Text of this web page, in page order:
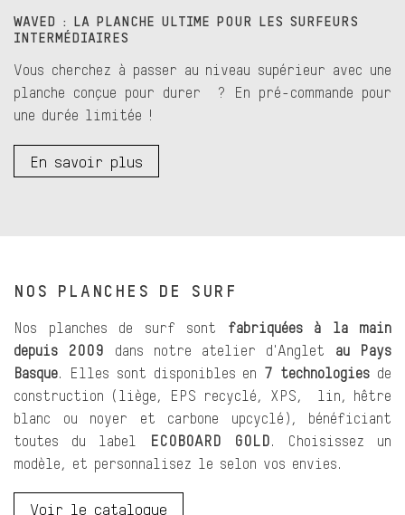
WAVED : LA PLANCHE ULTIME POUR LES SURFEURS
INTERMÉDIAIRES
Vous cherchez à passer au niveau supérieur avec une
planche conçue pour durer ? En pré-commande pour
une durée limitée !
En savoir plus
NOS PLANCHES DE SURF
Nos planches de surf sont fabriquées à la main
depuis 2009 dans notre atelier d'Anglet au Pays
Basque. Elles sont disponibles en 7 technologies de
construction (liège, EPS recyclé, XPS, lin, hêtre
blanc ou noyer et carbone upcyclé), bénéficiant
toutes du label
ECOBOARD GOLD. Choisissez un
modèle, et personnalisez le selon vos envies.
Voir le catalogue